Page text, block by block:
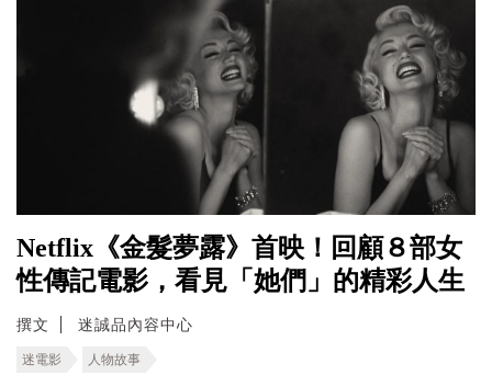
Netflix《金髮夢露》首映！回顧８部女
性傳記電影，看見「她們」的精彩人生
撰文 迷誠品內容中心
迷電影 人物故事